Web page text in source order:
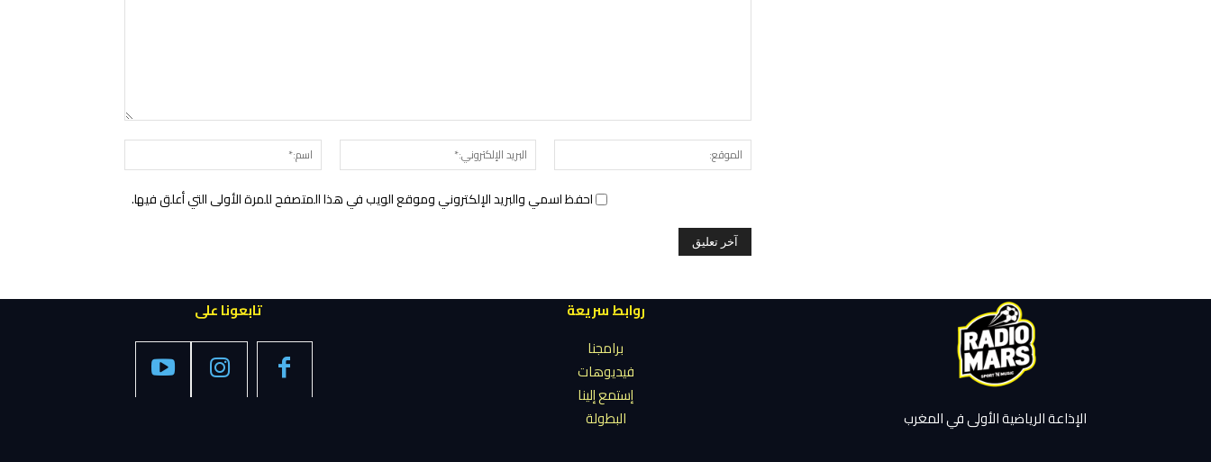
التعليق:
اسم:*
البريد
الإلكتروني:*
الموقع:
احفظ اسمي والبريد الإلكتروني وموقع الويب في هذا المتصفح للمرة الأولى التي أعلق فيها.
تابعونا على
روابط سريعة
برامجنا
فيديوهات
إستمع إلينا
البطولة
الإذاعة الرياضية الأولى في المغرب